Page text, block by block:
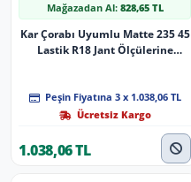
Mağazadan Al: 828,65 TL
Kar Çorabı Uyumlu Matte 235 45
Lastik R18 Jant Ölçülerine
Peşin Fiyatına 3 x 1.038,06 TL
Ücretsiz Kargo
1.038,06 TL